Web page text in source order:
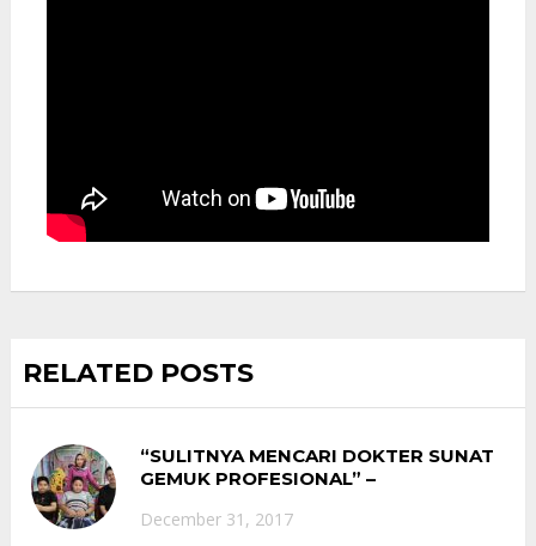
RELATED POSTS
“SULITNYA MENCARI DOKTER SUNAT
GEMUK PROFESIONAL” –
KALIMANTAN
December 31, 2017